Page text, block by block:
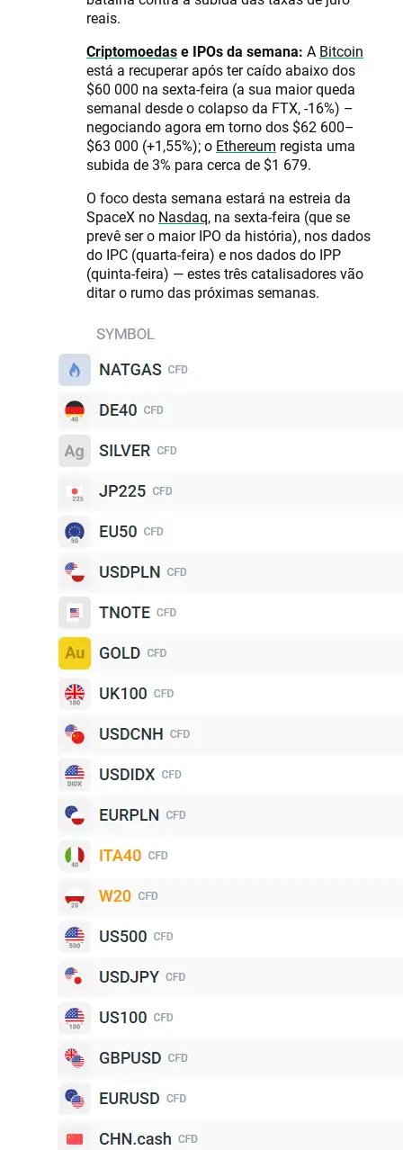
reais.
Criptomoedase IPOs da semana: A Bitcoin
está a recuperar após ter caído abaixo dos
$60 000 na sexta-feira (a sua maior queda
semanal desde o colapso da FTX, -16%) –
negociando agora em torno dos $62 600–
$63 000 (+1,55%); o Ethereum regista uma
subida de 3% para cerca de $1 679.
O foco desta semana estará na estreia da
SpaceX no Nasdaq, na sexta-feira (que se
prevê ser o maior IPO da história), nos dados
do IPC (quarta-feira) e nos dados do IPP
(quinta-feira) — estes três catalisadores vão
ditar o rumo das próximas semanas.